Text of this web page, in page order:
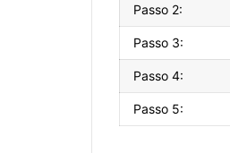
Passo 2:
Passo 3:
Passo 4:
Passo 5: